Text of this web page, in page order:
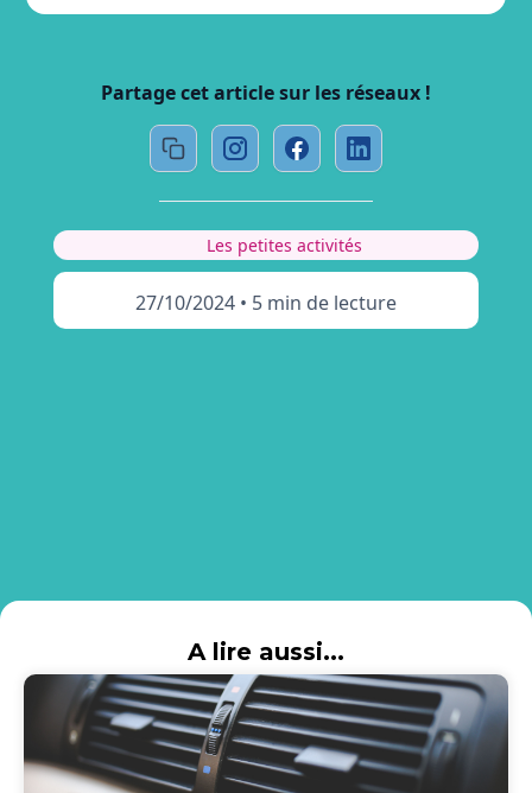
Partage cet article sur les réseaux !
Les petites activités
27/10/2024 • 5 min de lecture
A lire aussi...